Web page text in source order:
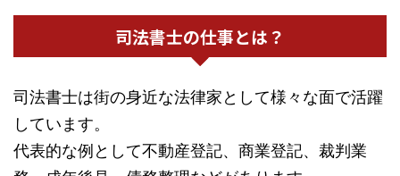
司法書士の仕事とは？
司法書士は街の身近な法律家として様々な面で活躍
しています。
代表的な例として不動産登記、商業登記、裁判業